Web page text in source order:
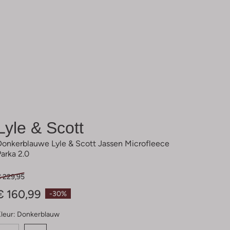
& Scott
Lyle & Scott Jassen Microfleece
2.0
-30%
229,95
160,99
Donkerblauw